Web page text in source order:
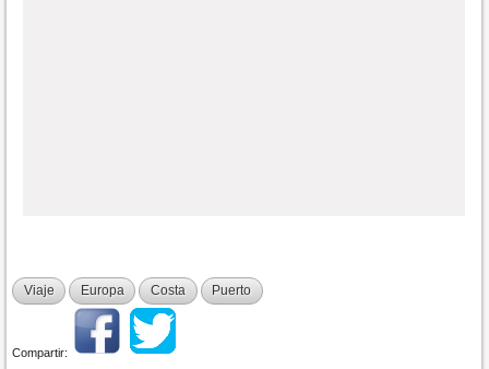
Viaje Europa Costa Puerto
Compartir: